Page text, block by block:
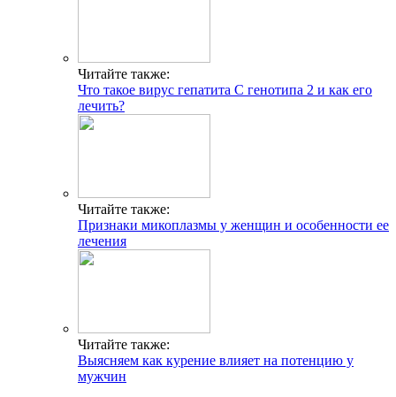
Читайте также:
Что такое вирус гепатита С генотипа 2 и как его
лечить?
Читайте также:
Признаки микоплазмы у женщин и особенности ее
лечения
Читайте также:
Выясняем как курение влияет на потенцию у
мужчин